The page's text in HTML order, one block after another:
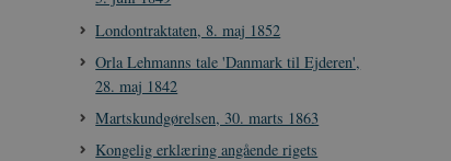
Londontraktaten, 8. maj 1852
Orla Lehmanns tale 'Danmark til Ejderen',
28. maj 1842
Martskundgørelsen, 30. marts 1863
Kongelig erklæring angående rigets